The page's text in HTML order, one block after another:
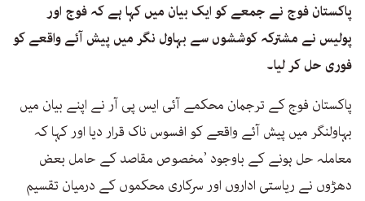
پاکستان فوج نے جمعے کو ایک بیان میں کہا ہے کہ فوج اور
پولیس نے مشترکہ کوششوں سے بہاول نگر میں پیش آئے واقعے کو
فوری حل کر لیا۔
پاکستان فوج کے ترجمان محکمے آئی ایس پی آر نے اپنے بیان میں
بہاولنگر میں پیش آئے واقعے کو افسوس ناک قرار دیا اور کہا کہ
معاملہ حل ہونے کے باوجود ’مخصوص مقاصد کے حامل بعض
دھڑوں نے ریاستی اداروں اور سرکاری محکموں کے درمیان تقسیم